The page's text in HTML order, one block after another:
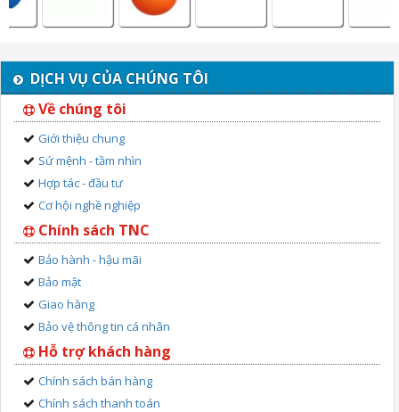
DỊCH VỤ CỦA CHÚNG TÔI
Về chúng tôi
Giới thiệu chung
Sứ mệnh - tầm nhìn
Hợp tác - đầu tư
Cơ hội nghề nghiệp
Chính sách TNC
Bảo hành - hậu mãi
Bảo mật
Giao hàng
Bảo vệ thông tin cá nhân
Hỗ trợ khách hàng
Chính sách bán hàng
Chính sách thanh toán